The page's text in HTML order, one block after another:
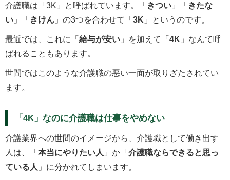
介護職は「3K」と呼ばれています。「 きつい 」「 きたな
い 」「 きけん 」の3つを合わせて「3K 」というのです。
最近では、これに「給与が安い 」を加えて「4K 」なんて呼
ばれることもあります。
世間ではこのような介護職の悪い一面が取りざたされてい
ます。
「4K」なのに介護職は仕事をやめない
介護業界への世間のイメージから、介護職として働き出す
人は、「本当にやりたい人 」か「介護職ならできると思っ
ている人 」に分かれてしまいます。